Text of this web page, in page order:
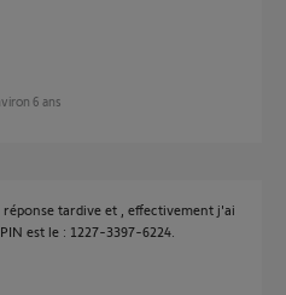
6 ans
tardive et , effectivement j'ai
est le : 1227-3397-6224.